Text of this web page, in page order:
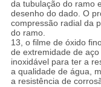
da tubulação do ramo
desenho do dado. O
compressão radial da
do ramo.
13, o filme de óxido
de extremidade de
inoxidável para ter a
a qualidade de água,
a resistência de